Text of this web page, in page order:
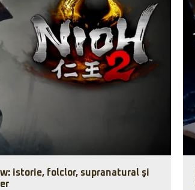
istorie, folclor, supranatural şi